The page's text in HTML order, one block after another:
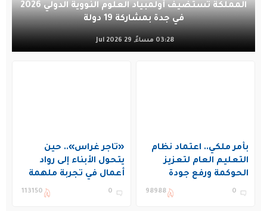
المملكة تستضيف أولمبياد العلوم النووية الدولي 2026
في جدة بمشاركة 19 دولة
03:28 مساءً, 29 Jul 2026
بأمر ملكي.. اعتماد نظام
التعليم العام لتعزيز
الحوكمة ورفع جودة
التعليم في المملكة
0
98988
«تاجر غراس».. حين
يتحول الأبناء إلى رواد
أعمال في تجربة ملهمة
بنادي غراس الصيفي
0
113150